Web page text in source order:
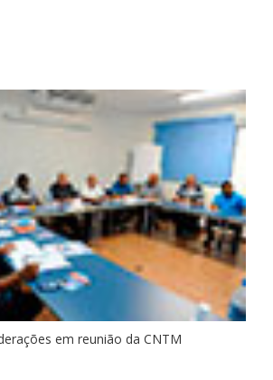
em reunião da CNTM